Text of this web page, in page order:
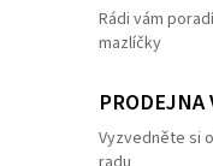
Rádi vám
mazlíčky
PRODEJNA
Vyzvedněte si